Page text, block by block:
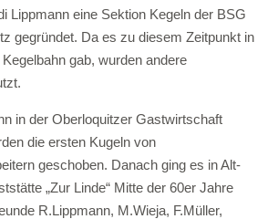
Lippmann eine Sektion Kegeln der BSG
gegründet. Da es zu diesem Zeitpunkt in
gab, wurden andere
in der Oberloquitzer Gastwirtschaft
die ersten Kugeln von
geschoben. Danach ging es in Alt-
„Zur Linde“ Mitte der 60er Jahre
R.Lippmann, M.Wieja, F.Müller,